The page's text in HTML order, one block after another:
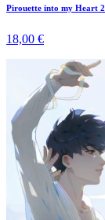
Pirouette into my Heart 2
18,00 €